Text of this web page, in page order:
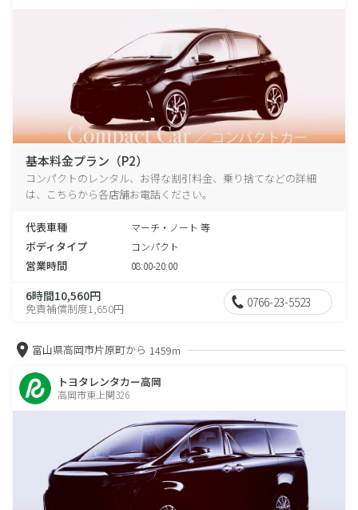
基本料金プラン（P2）
コンパクトのレンタル、お得な割引料金、乗り捨てなどの詳細
は、こちらから各店舗お電話ください。
代表車種 マーチ・ノート 等
ボディタイプ コンパクト
営業時間 08:00-20:00
6時間10,560円
免責補償制度1,650円 0766-23-5523
富山県高岡市片原町から 1459m
トヨタレンタカー高岡
高岡市東上関326